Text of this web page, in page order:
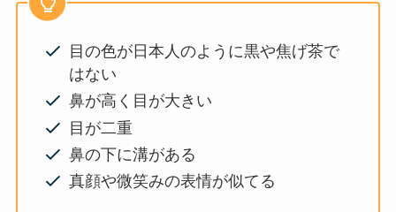
目の色が日本人のように黒や焦げ茶で
はない
鼻が高く目が大きい
目が二重
鼻の下に溝がある
真顔や微笑みの表情が似てる